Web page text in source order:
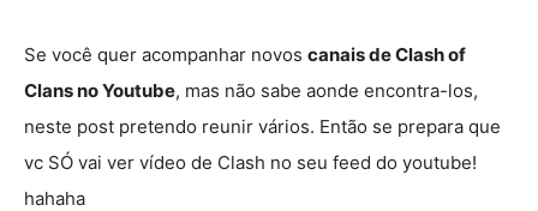
Se você quer acompanhar novos canais de Clash of
Clans no Youtube, mas não sabe aonde encontra-los,
neste post pretendo reunir vários. Então se prepara que
vc SÓ vai ver vídeo de Clash no seu feed do youtube!
hahaha